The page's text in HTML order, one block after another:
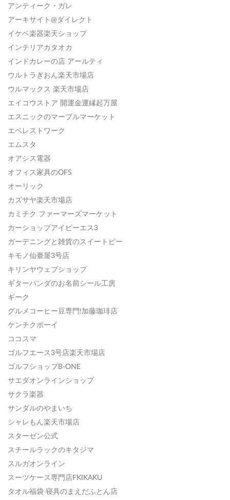
アンティーク・ガレ
アーキサイト@ダイレクト
イケベ楽器楽天ショップ
インテリアカタオカ
インドカレーの店 アールティ
ウルトラぎおん楽天市場店
ウルマックス 楽天市場店
エイコウストア 開運金運縁起万屋
エスニックのマーブルマーケット
エベレストワーク
エムスタ
オアシス電器
オフィス家具のOFS
オーリック
カズサヤ楽天市場店
カミチク ファーマーズマーケット
カーショップアイピーエス3
ガーデニングと雑貨のスイートピー
キモノ仙臺屋3号店
キリンヤウェブショップ
ギターパンダのお名前シール工房
ギーク
グルメコーヒー豆専門!加藤珈琲店
ケンチクボーイ
ココスマ
ゴルフエース3号店楽天市場店
ゴルフショップB-ONE
サエダオンラインショップ
サクラ楽器
サンダルのやまいち
シャレもん楽天市場店
スターゼン公式
スチールラックのキタジマ
スルガオンライン
スーツケース専門店FKIKAKU
タオル福袋 寝具のまえだふとん店